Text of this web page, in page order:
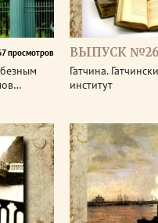
просмотров ВЫПУСК
Гатчина.
институт